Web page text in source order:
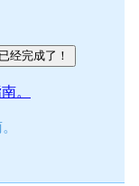
经完成了！
。